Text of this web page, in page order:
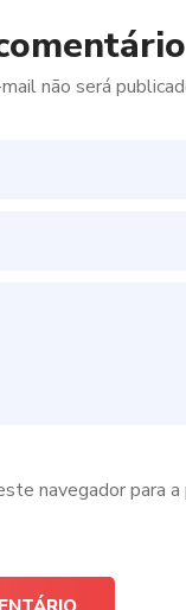
não será
navegador para